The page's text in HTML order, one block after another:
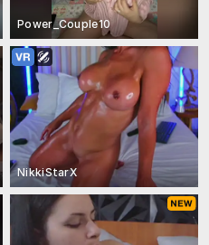
Power_Couple10
NikkiStarX